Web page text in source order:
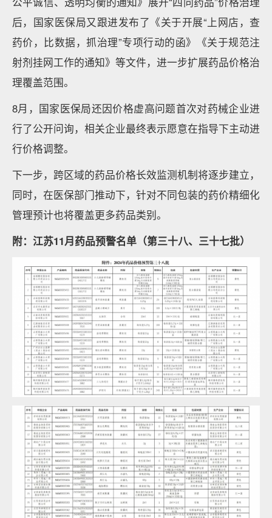
后，国家医保局又跟进发布了《关于开展“上网店，查
药价，比数据，抓治理”专项行动的函》《关于规范注
射剂挂网工作的通知》等文件，进一步扩展药品价格治
理覆盖范围。
8月，国家医保局还因价格虚高问题首次对药械企业进
行了公开问询，相关企业最终表示愿意在指导下主动进
行价格调整。
下一步，跨区域的药品价格长效监测机制将逐步建立，
同时，在医保部门推动下，针对不同包装的药价精细化
管理预计也将覆盖更多药品类别。
附：江苏11月药品预警名单（第三十八、三十七批）